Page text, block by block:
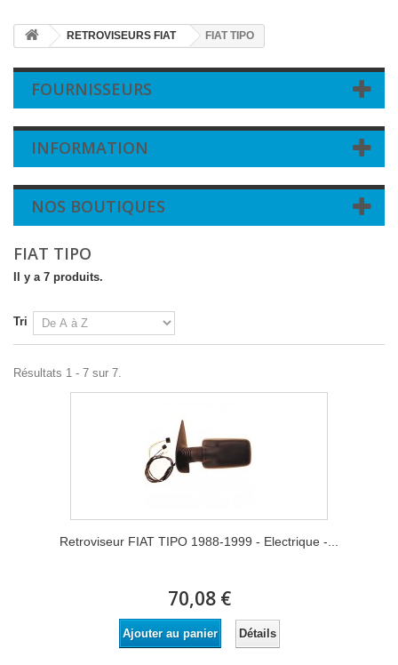
RETROVISEURS FIAT FIAT TIPO
FOURNISSEURS
INFORMATION
NOS BOUTIQUES
FIAT TIPO
Il y a 7 produits.
Tri
Résultats 1 - 7 sur 7.
Retroviseur FIAT TIPO 1988-1999 - Electrique -...
70,08 €
Ajouter au panier Détails